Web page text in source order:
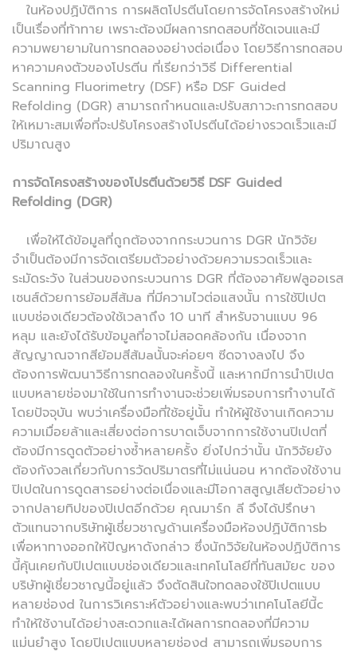
ในห้องปฏิบัติการ การผลิตโปรตีนโดยการจัดโครงสร้างใหม่
เป็นเรื่องที่ท้าทาย เพราะต้องมีผลการทดสอบที่ชัดเจนและมี
ความพยายามในการทดลองอย่างต่อเนื่อง โดยวิธีการทดสอบ
หาความคงตัวของโปรตีน ที่เรียกว่าวิธี Differential
Scanning Fluorimetry (DSF) หรือ DSF Guided
Refolding (DGR) สามารถกำหนดและปรับสภาวะการทดสอบ
ให้เหมาะสมเพื่อที่จะปรับโครงสร้างโปรตีนได้อย่างรวดเร็วและมี
ปริมาณสูง
การจัดโครงสร้างของโปรตีนด้วยวิธี DSF Guided
Refolding (DGR)
เพื่อให้ได้ข้อมูลที่ถูกต้องจากกระบวนการ DGR นักวิจัย
จำเป็นต้องมีการจัดเตรียมตัวอย่างด้วยความรวดเร็วและ
ระมัดระวัง ในส่วนของกระบวนการ DGR ที่ต้องอาศัยฟลูออเรส
เซนส์ด้วยการย้อมสีส้มa ที่มีความไวต่อแสงนั้น การใช้ปิเปต
แบบช่องเดียวต้องใช้เวลาถึง 10 นาที สำหรับจานแบบ 96
หลุม และยังได้รับข้อมูลที่อาจไม่สอดคล้องกัน เนื่องจาก
สัญญาณจากสีย้อมสีส้มaนั้นจะค่อยๆ ซีดจางลงไป จึง
ต้องการพัฒนาวิธีการทดลองในครั้งนี้ และหากมีการนำปิเปต
แบบหลายช่องมาใช้ในการทำงานจะช่วยเพิ่มรอบการทำงานได้
โดยปัจจุบัน พบว่าเครื่องมือที่ใช้อยู่นั้น ทำให้ผู้ใช้งานเกิดความ
ความเมื่อยล้าและเสี่ยงต่อการบาดเจ็บจากการใช้งานปิเปตที่
ต้องมีการดูดตัวอย่างซ้ำหลายครั้ง ยิ่งไปกว่านั้น นักวิจัยยัง
ต้องกังวลเกี่ยวกับการวัดปริมาตรที่ไม่แน่นอน หากต้องใช้งาน
ปิเปตในการดูดสารอย่างต่อเนื่องและมีโอกาสสูญเสียตัวอย่าง
จากปลายทิปของปิเปตอีกด้วย คุณมาร์ก ลี จึงได้ปรึกษา
ตัวแทนจากบริษัทผู้เชี่ยวชาญด้านเครื่องมือห้องปฏิบัติการb
เพื่อหาทางออกให้ปัญหาดังกล่าว ซึ่งนักวิจัยในห้องปฏิบัติการ
นี้คุ้นเคยกับปิเปตแบบช่องเดียวและเทคโนโลยีที่ทันสมัยc ของ
บริษัทผู้เชี่ยวชาญนี้อยู่แล้ว จึงตัดสินใจทดลองใช้ปิเปตแบบ
หลายช่องd ในการวิเคราะห์ตัวอย่างและพบว่าเทคโนโลยีนี้c
ทำให้ใช้งานได้อย่างสะดวกและได้ผลการทดลองที่มีความ
แม่นยำสูง โดยปิเปตแบบหลายช่องd สามารถเพิ่มรอบการ